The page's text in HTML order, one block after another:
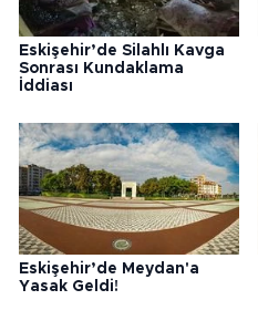
Eskişehir’de Silahlı Kavga
Sonrası Kundaklama
İddiası
Eskişehir’de Meydan'a
Yasak Geldi!